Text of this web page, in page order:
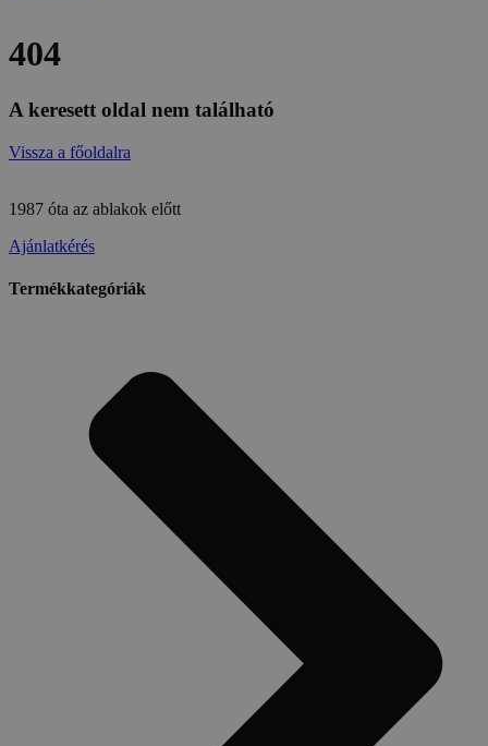
404
A keresett oldal nem található
Vissza a főoldalra
1987 óta az ablakok előtt
Ajánlatkérés
Termékkategóriák